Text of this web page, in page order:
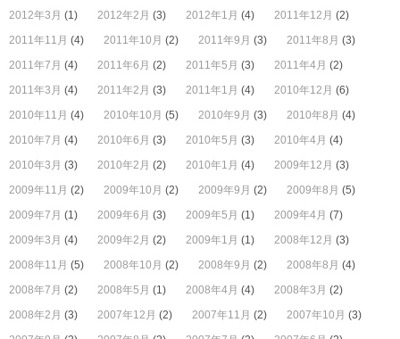
2012年3月 (1) 2012年2月 (3) 2012年1月 (4) 2011年12月 (2)
2011年11月 (4) 2011年10月 (2) 2011年9月 (3) 2011年8月 (3)
2011年7月 (4) 2011年6月 (2) 2011年5月 (3) 2011年4月 (2)
2011年3月 (4) 2011年2月 (3) 2011年1月 (4) 2010年12月 (6)
2010年11月 (4) 2010年10月 (5) 2010年9月 (3) 2010年8月 (4)
2010年7月 (4) 2010年6月 (3) 2010年5月 (3) 2010年4月 (4)
2010年3月 (3) 2010年2月 (2) 2010年1月 (4) 2009年12月 (3)
2009年11月 (2) 2009年10月 (2) 2009年9月 (2) 2009年8月 (5)
2009年7月 (1) 2009年6月 (3) 2009年5月 (1) 2009年4月 (7)
2009年3月 (4) 2009年2月 (2) 2009年1月 (1) 2008年12月 (3)
2008年11月 (5) 2008年10月 (2) 2008年9月 (2) 2008年8月 (4)
2008年7月 (2) 2008年5月 (1) 2008年4月 (4) 2008年3月 (2)
2008年2月 (3) 2007年12月 (2) 2007年11月 (2) 2007年10月 (3)